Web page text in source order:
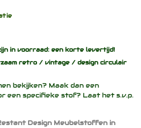
in voorraad: een korte levertijd!
retro / vintage / design circulair
bekijken? Maak dan een
een specifieke stof? Laat het s.v.p.
Design Meubelstoffen in